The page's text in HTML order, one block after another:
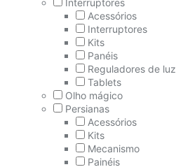
Interruptores
Acessórios
Interruptores
Kits
Panéis
Reguladores de luz
Tablets
Olho mágico
Persianas
Acessórios
Kits
Mecanismo
Painéis